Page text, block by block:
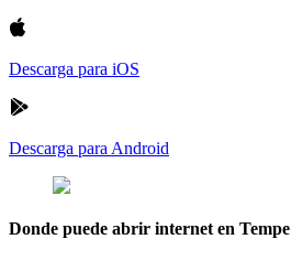
Descarga para iOS
Descarga para Android
Donde puede abrir internet en Tempe